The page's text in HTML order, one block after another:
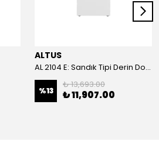
ALTUS
AL 2104 E: Sandık Tipi Derin Dondurucu
%13
₺ 13,693.00
₺ 11,907.00